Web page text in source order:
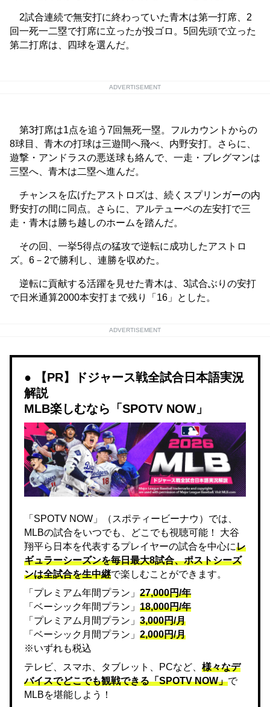
2試合連続で無安打に終わっていた青木は第一打席、2
回一死一二塁で打席に立ったが投ゴロ。5回先頭で立った
第二打席は、四球を選んだ。
ADVERTISEMENT
第3打席は1点を追う7回無死一塁。フルカウントからの
8球目、青木の打球は三遊間へ飛べ、内野安打。さらに、
遊撃・アンドラスの悪送球も絡んで、一走・ブレグマンは
三塁へ、青木は二塁へ進んだ。
チャンスを広げたアストロズは、続くスプリンガーの内
野安打の間に同点。さらに、アルテューベの左安打で三
走・青木は勝ち越しのホームを踏んだ。
その回、一挙5得点の猛攻で逆転に成功したアストロ
ズ。6－2で勝利し、連勝を収めた。
逆転に貢献する活躍を見せた青木は、3試合ぶりの安打
で日米通算2000本安打まで残り「16」とした。
ADVERTISEMENT
【PR】ドジャース戦全試合日本語実況
解説
MLB楽しむなら「SPOTV NOW」
「SPOTV NOW」（スポティービーナウ）では、
MLBの試合をいつでも、どこでも視聴可能！ 大谷
翔平ら日本を代表するプレイヤーの試合を中心にレ
ギュラーシーズンを毎日最大8試合、ポストシーズ
ンは全試合を生中継で楽しむことができます。
「プレミアム年間プラン」 27,000円/年
「ベーシック年間プラン」 18,000円/年
「プレミアム月間プラン」 3,000円/月
「ベーシック月間プラン」 2,000円/月
※いずれも税込
テレビ、スマホ、タブレット、PCなど、 様々なデ
バイスでどこでも観戦できる「SPOTV NOW」で
MLBを堪能しよう！